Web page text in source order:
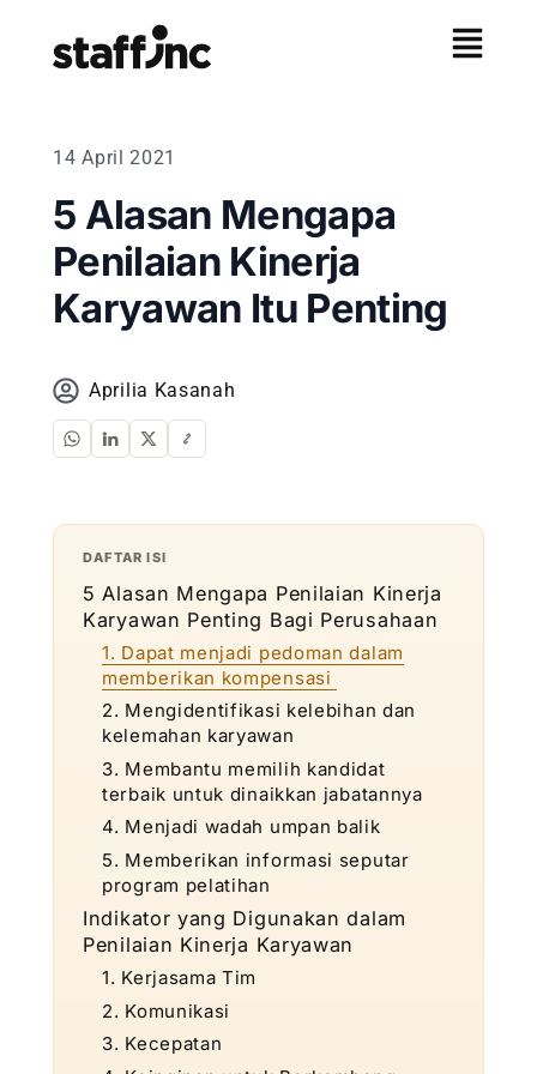
14 April 2021
5 Alasan Mengapa
Penilaian Kinerja
Karyawan Itu Penting
Aprilia Kasanah
DAFTAR ISI
5 Alasan Mengapa Penilaian Kinerja
Karyawan Penting Bagi Perusahaan
1. Dapat menjadi pedoman dalam
memberikan kompensasi
2. Mengidentifikasi kelebihan dan
kelemahan karyawan
3. Membantu memilih kandidat
terbaik untuk dinaikkan jabatannya
4. Menjadi wadah umpan balik
5. Memberikan informasi seputar
program pelatihan
Indikator yang Digunakan dalam
Penilaian Kinerja Karyawan
1. Kerjasama Tim
2. Komunikasi
3. Kecepatan